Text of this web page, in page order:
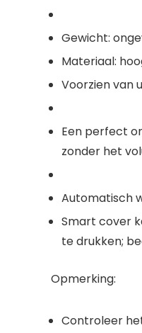
Gewicht:
Materiaal:
Voorzien van
Een perfect
zonder het
Automatisch
Smart cover
te drukken;
Opmerking:
Controleer